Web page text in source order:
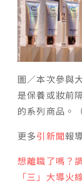
圖／本次參與
是保養或妝前
的系列商品 。
更多引新聞報
想離職了嗎？
「三」大導火